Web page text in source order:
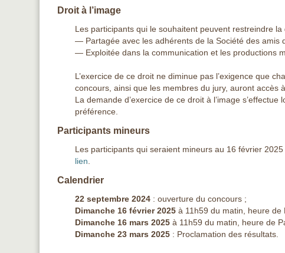
Droit à l’image
Les participants qui le souhaitent peuvent restreindre
— Partagée avec les adhérents de la Société des amis
— Exploitée dans la communication et les productions
L’exercice de ce droit ne diminue pas l’exigence que
concours, ainsi que les membres du jury, auront accès
La demande d’exercice de ce droit à l’image
préférence.
Participants mineurs
Les participants qui seraient mineurs au 16 février
lien.
Calendrier
22 septembre 2024 : ouverture du concours ;
Dimanche 16 février 2025 à 11h59 du matin, heure de
Dimanche 16 mars 2025 à 11h59 du matin, heure de
Dimanche 23 mars 2025 : Proclamation des résultats.